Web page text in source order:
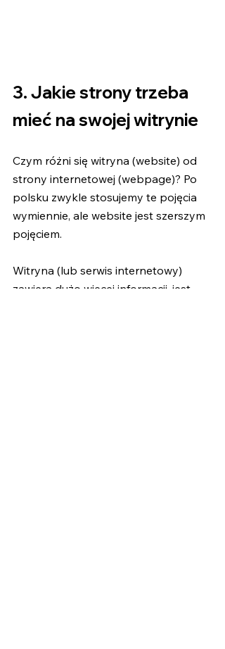
3. Jakie strony trzeba
mieć na swojej witrynie
Czym różni się witryna (website) od
strony internetowej (webpage)? Po
polsku zwykle stosujemy te pojęcia
wymiennie, ale website jest szerszym
pojęciem.
Witryna (lub serwis internetowy)
zawiera dużo więcej informacji, jest